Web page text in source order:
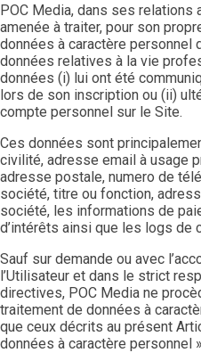
POC Media, dans ses relations
amenée à traiter, pour son
données à caractère personnel
données relatives à la vie
données (i) lui ont été
lors de son inscription ou (ii)
compte personnel sur le Site.
Ces données sont
civilité, adresse email à usage
adresse postale, numero de
société, titre ou fonction,
société, les informations de
d’intérêts ainsi que les logs de
Sauf sur demande ou avec
l’Utilisateur et dans le strict
directives, POC Media ne
traitement de données à
que ceux décrits au présent
données à caractère personnel